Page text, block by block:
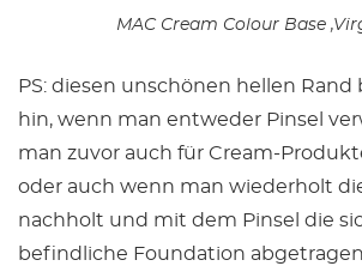
MAC Cream Colour Base
PS: diesen unschönen hellen
hin, wenn man entweder Pinsel
man zuvor auch für Cream-
oder auch wenn man wiederholt
nachholt und mit dem Pinsel die
befindliche Foundation